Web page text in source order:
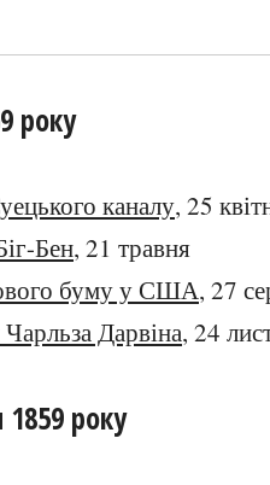
року
каналу, 25
Бен, 21 травня
буму у США, 27
Дарвіна, 24
1859 року